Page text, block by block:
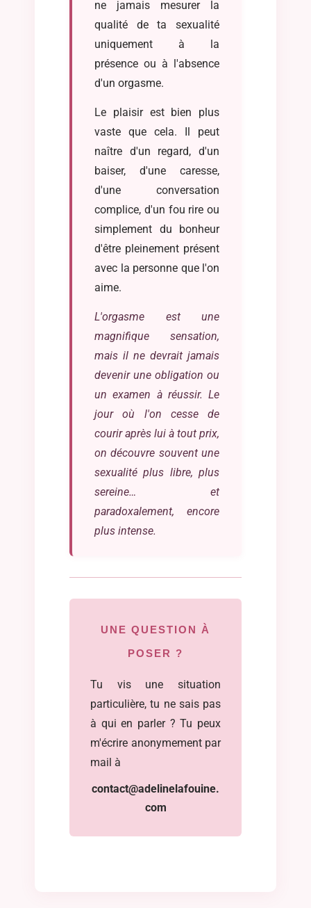
ne jamais mesurer la
qualité de ta sexualité
uniquement à la
présence ou à l'absence
d'un orgasme.
Le plaisir est bien plus
vaste que cela. Il peut
naître d'un regard, d'un
baiser, d'une caresse,
d'une conversation
complice, d'un fou rire ou
simplement du bonheur
d'être pleinement présent
avec la personne que l'on
aime.
L'orgasme est une
magnifique sensation,
mais il ne devrait jamais
devenir une obligation ou
un examen à réussir. Le
jour où l'on cesse de
courir après lui à tout prix,
on découvre souvent une
sexualité plus libre, plus
sereine… et
paradoxalement, encore
plus intense.
UNE QUESTION À
POSER ?
Tu vis une situation
particulière, tu ne sais pas
à qui en parler ? Tu peux
m'écrire anonymement par
mail à
contact@adelinelafouine.
com